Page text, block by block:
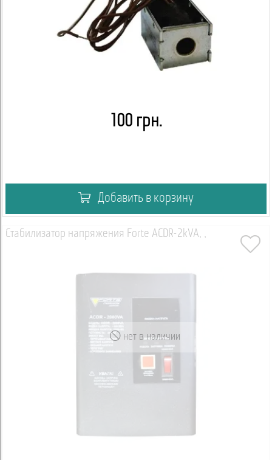
100 грн.
Добавить в корзину
нет в наличии
Стабилизатор напряжения Forte ACDR-2kVA, ,